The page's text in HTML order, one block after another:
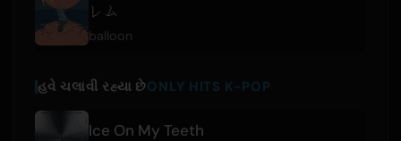
レム
balloon
હવે ચલાવી રહ્યા છેONLY HITS K-POP
Ice On My Teeth